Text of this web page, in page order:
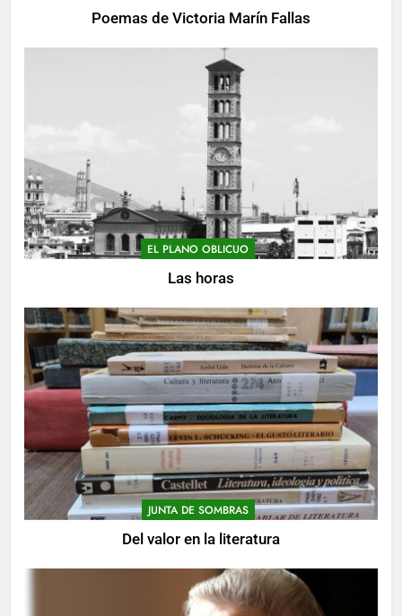
Poemas de Victoria Marín Fallas
EL PLANO OBLICUO
Las horas
JUNTA DE SOMBRAS
Del valor en la literatura